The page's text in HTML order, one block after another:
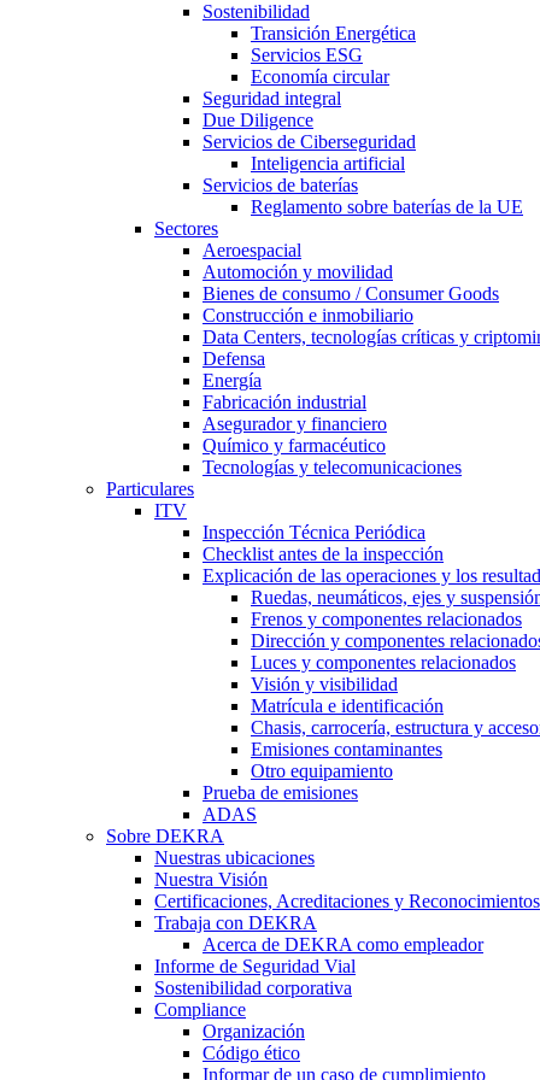
Sostenibilidad
Transición Energética
Servicios ESG
Economía circular
Seguridad integral
Due Diligence
Servicios de Ciberseguridad
Inteligencia artificial
Servicios de baterías
Reglamento sobre baterías de la UE
Sectores
Aeroespacial
Automoción y movilidad
Bienes de consumo / Consumer Goods
Construcción e inmobiliario
Data Centers, tecnologías críticas y
Defensa
Energía
Fabricación industrial
Asegurador y financiero
Químico y farmacéutico
Tecnologías y telecomunicaciones
Particulares
ITV
Inspección Técnica Periódica
Checklist antes de la inspección
Explicación de las operaciones y los
Ruedas, neumáticos, ejes y
Frenos y componentes relacionados
Dirección y componentes
Luces y componentes relacionados
Visión y visibilidad
Matrícula e identificación
Chasis, carrocería, estructura y
Emisiones contaminantes
Otro equipamiento
Prueba de emisiones
ADAS
Sobre DEKRA
Nuestras ubicaciones
Nuestra Visión
Certificaciones, Acreditaciones y Reconocimientos
Trabaja con DEKRA
Acerca de DEKRA como empleador
Informe de Seguridad Vial
Sostenibilidad corporativa
Compliance
Organización
Código ético
Informar de un caso de cumplimiento